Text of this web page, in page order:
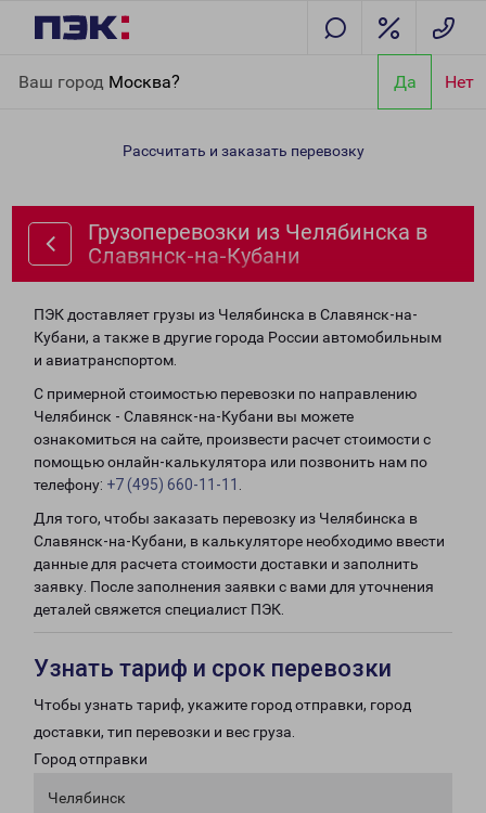
Ваш город Москва? Да Нет
Славянск-на-Кубани
Рассчитать и заказать перевозку
Грузоперевозки из Челябинска в
Славянск-на-Кубани
ПЭК доставляет грузы из Челябинска в Славянск-на-
Кубани, а также в другие города России автомобильным
и авиатранспортом.
С примерной стоимостью перевозки по направлению
Челябинск - Славянск-на-Кубани вы можете
ознакомиться на сайте, произвести расчет стоимости с
помощью онлайн-калькулятора или позвонить нам по
телефону: +7 (495) 660-11-11
Для того, чтобы заказать перевозку из Челябинска в
Славянск-на-Кубани, в калькуляторе необходимо ввести
данные для расчета стоимости доставки и заполнить
заявку. После заполнения заявки с вами для уточнения
деталей свяжется специалист ПЭК.
Узнать тариф и срок перевозки
Чтобы узнать тариф, укажите город отправки, город
доставки, тип перевозки и вес груза.
Город отправки
Челябинск